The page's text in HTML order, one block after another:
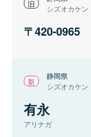
シズオカケン
420-0965
静岡県
シズオカケン
有永
アリナガ